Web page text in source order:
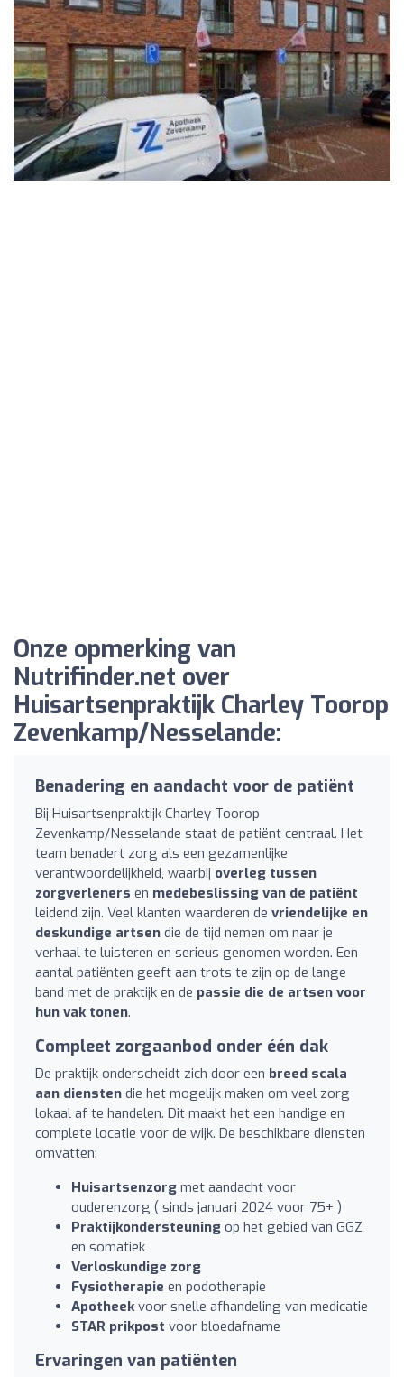
Onze opmerking van
Nutrifinder.net over
Huisartsenpraktijk Charley Toorop
Zevenkamp/Nesselande:
Benadering en aandacht voor de patiënt
Bij Huisartsenpraktijk Charley Toorop
Zevenkamp/Nesselande staat de patiënt centraal. Het
team benadert zorg als een gezamenlijke
verantwoordelijkheid, waarbij overleg tussen
zorgverleners en medebeslissing van de patiënt
leidend zijn. Veel klanten waarderen de vriendelijke en
deskundige artsen die de tijd nemen om naar je
verhaal te luisteren en serieus genomen worden. Een
aantal patiënten geeft aan trots te zijn op de lange
band met de praktijk en de passie die de artsen voor
hun vak tonen.
Compleet zorgaanbod onder één dak
De praktijk onderscheidt zich door een breed scala
aan diensten die het mogelijk maken om veel zorg
lokaal af te handelen. Dit maakt het een handige en
complete locatie voor de wijk. De beschikbare diensten
omvatten:
Huisartsenzorg met aandacht voor
ouderenzorg ( sinds januari 2024 voor 75+ )
Praktijkondersteuning op het gebied van GGZ
en somatiek
Verloskundige zorg
Fysiotherapie en podotherapie
Apotheekvoor snelle afhandeling van medicatie
STAR prikpost voor bloedafname
Ervaringen van patiënten